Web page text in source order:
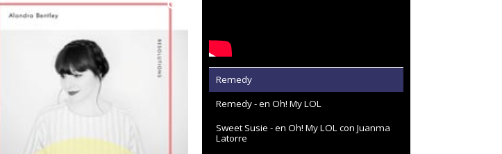
Remedy
Remedy - en Oh! My LOL
Sweet Susie - en Oh! My LOL con Juanma
Latorre